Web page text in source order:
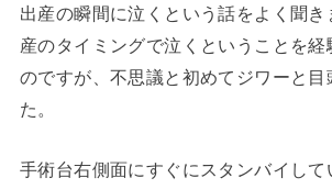
出産の瞬間に泣くという話をよく聞き
産のタイミングで泣くということを
のですが、不思議と初めてジワーと目
た。
手術台右側面にすぐにスタンバイし